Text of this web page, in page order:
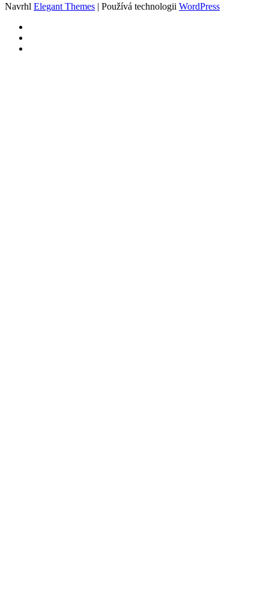
Navrhl Elegant Themes | Používá technologii WordPress